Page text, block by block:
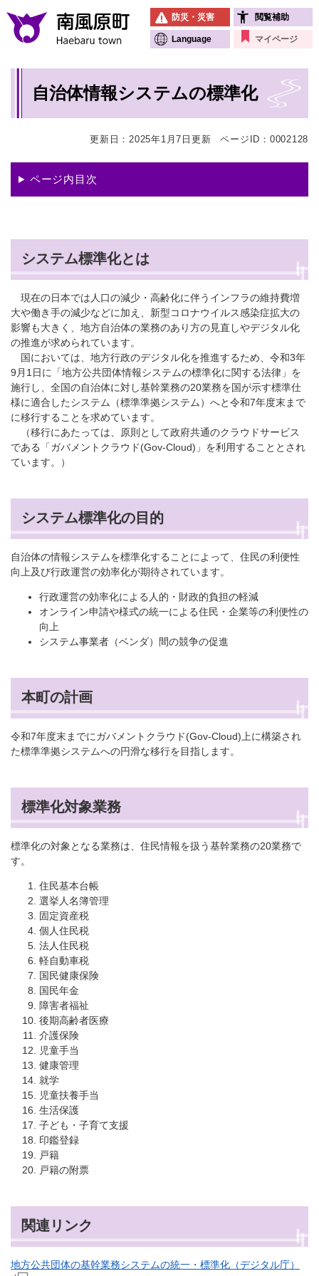
メニューを飛ばして本文へ
防災・災害 閲覧補助
Language マイページ
自治体情報システムの標準化
更新日：2025年1月7日更新 ページID：0002128
ページ内目次
システム標準化とは
現在の日本では人口の減少・高齢化に伴うインフラの維持費増
大や働き手の減少などに加え、新型コロナウイルス感染症拡大の
影響も大きく、地方自治体の業務のあり方の見直しやデジタル化
の推進が求められています。
国においては、地方行政のデジタル化を推進するため、令和3年
9月1日に「地方公共団体情報システムの標準化に関する法律」を
施行し、全国の自治体に対し基幹業務の20業務を国が示す標準仕
様に適合したシステム（標準準拠システム）へと令和7年度末まで
に移行することを求めています。
（移行にあたっては、原則として政府共通のクラウドサービス
である「ガバメントクラウド(Gov-Cloud)」を利用することとされ
ています。）
システム標準化の目的
自治体の情報システムを標準化することによって、住民の利便性
向上及び行政運営の効率化が期待されています。
行政運営の効率化による人的・財政的負担の軽減
オンライン申請や様式の統一による住民・企業等の利便性の
向上
システム事業者（ベンダ）間の競争の促進
本町の計画
令和7年度末までにガバメントクラウド(Gov-Cloud)上に構築され
た標準準拠システムへの円滑な移行を目指します。
標準化対象業務
標準化の対象となる業務は、住民情報を扱う基幹業務の20業務で
す。
住民基本台帳
選挙人名簿管理
固定資産税
個人住民税
法人住民税
軽自動車税
国民健康保険
国民年金
障害者福祉
後期高齢者医療
介護保険
児童手当
健康管理
就学
児童扶養手当
生活保護
子ども・子育て支援
印鑑登録
戸籍
戸籍の附票
関連リンク
地方公共団体の基幹業務システムの統一・標準化（デジタル庁）